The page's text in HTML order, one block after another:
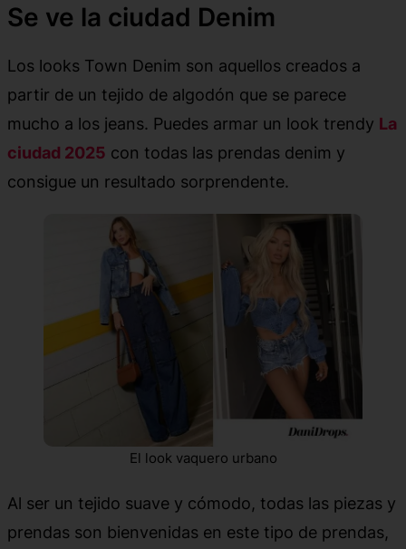
Se ve la ciudad Denim
Los looks Town Denim son aquellos creados a
partir de un tejido de algodón que se parece
mucho a los jeans. Puedes armar un look trendy La
ciudad 2025 con todas las prendas denim y
consigue un resultado sorprendente.
El look vaquero urbano
Al ser un tejido suave y cómodo, todas las piezas y
prendas son bienvenidas en este tipo de prendas,